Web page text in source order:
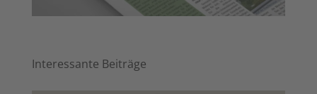
Inter­es­san­te Beiträge